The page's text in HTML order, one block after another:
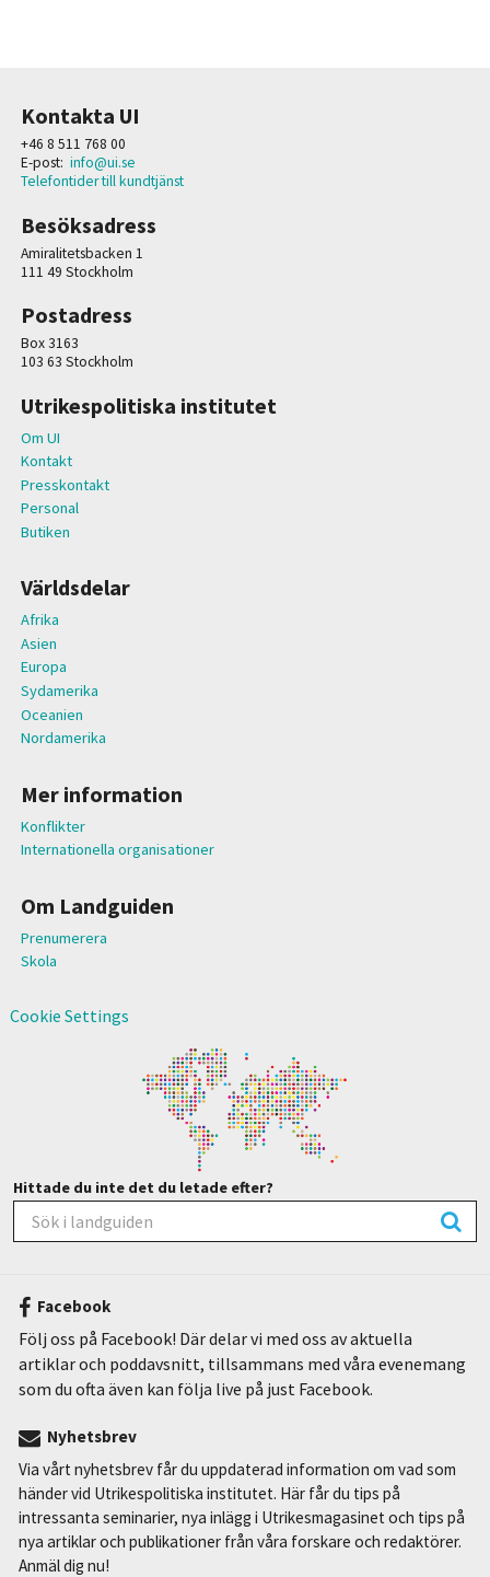
Kontakta UI
+46 8 511 768 00
E-post: info@ui.se
Telefontider till kundtjänst
Besöksadress
Amiralitetsbacken 1
111 49 Stockholm
Postadress
Box 3163
103 63 Stockholm
Utrikespolitiska institutet
Om UI
Kontakt
Presskontakt
Personal
Butiken
Världsdelar
Afrika
Asien
Europa
Sydamerika
Oceanien
Nordamerika
Mer information
Konflikter
Internationella organisationer
Om Landguiden
Prenumerera
Skola
Cookie Settings
Hittade du inte det du letade efter?
Facebook
Följ oss på Facebook! Där delar vi med oss av aktuella
artiklar och poddavsnitt, tillsammans med våra evenemang
som du ofta även kan följa live på just Facebook.
Nyhetsbrev
Via vårt nyhetsbrev får du uppdaterad information om vad som
händer vid Utrikespolitiska institutet. Här får du tips på
intressanta seminarier, nya inlägg i Utrikesmagasinet och tips på
nya artiklar och publikationer från våra forskare och redaktörer.
Anmäl dig nu!